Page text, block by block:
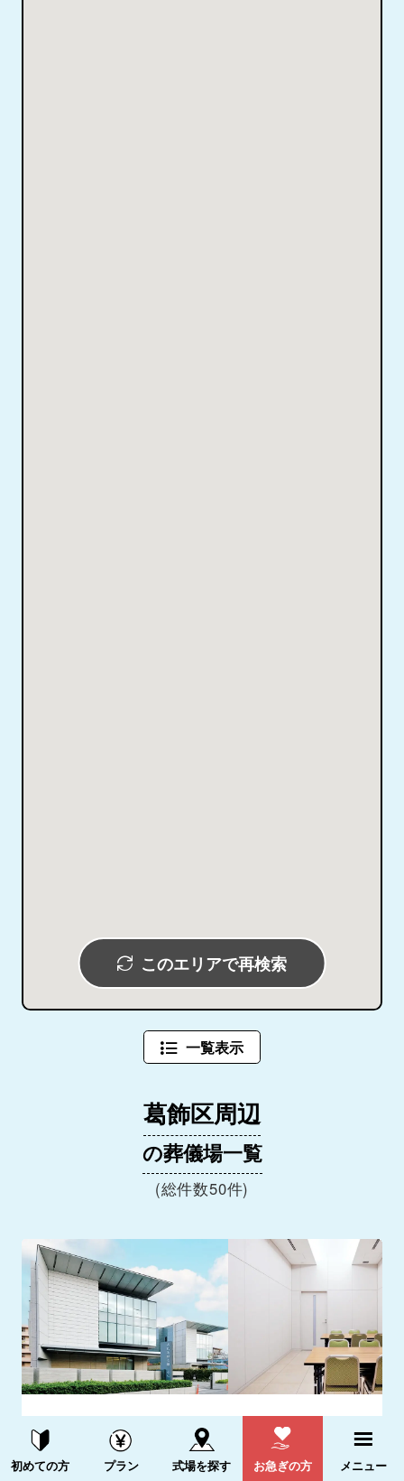
このエリアで再検索
一覧表示
葛飾区周辺
の葬儀場一覧
(総件数50件)
お花茶屋会館
(2件)
資料請求する 電話をかける
初めての方 プラン 式場を探す お急ぎの方 メニュー